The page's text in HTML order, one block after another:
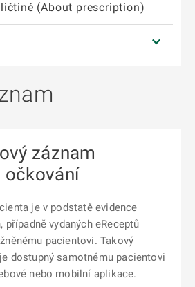
(About prescription)
záznam
očkování
je v podstatě evidence
případně vydaných eReceptů
pacientovi. Takový
dostupný samotnému pacientovi
nebo mobilní aplikace.